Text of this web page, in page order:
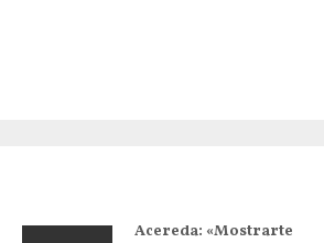
Acereda: «Mostrarte